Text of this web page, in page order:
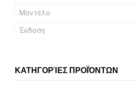
Μοντέλο
Έκδοση
ΚΑΤΗΓΟΡΊΕΣ ΠΡΟΪΌΝΤΩΝ